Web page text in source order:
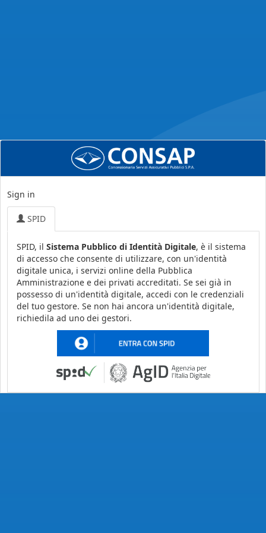
Sign in
SPID
SPID, il Sistema Pubblico di Identità Digitale, è il sistema
di accesso che consente di utilizzare, con un'identità
digitale unica, i servizi online della Pubblica
Amministrazione e dei privati accreditati. Se sei già in
possesso di un'identità digitale, accedi con le credenziali
del tuo gestore. Se non hai ancora un'identità digitale,
richiedila ad uno dei gestori.